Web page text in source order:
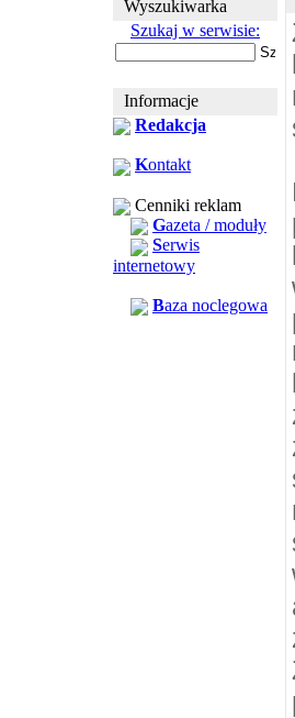
Wyszukiwarka
Szukaj w serwisie:
Informacje
Redakcja
Kontakt
Cenniki reklam
Gazeta / moduły
Serwis
internetowy
Baza noclegowa